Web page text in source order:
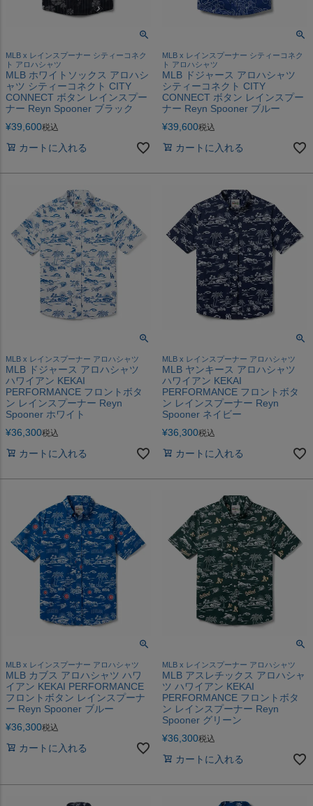
MLB x レインスプーナー シティーコネク
ト アロハシャツ
MLB ホワイトソックス アロハシ
ャツ シティーコネクト CITY
CONNECT ボタン レインスプー
ナー Reyn Spooner ブラック
¥39,600税込
カートに入れる
MLB x レインスプーナー シティーコネク
ト アロハシャツ
MLB ドジャース アロハシャツ
シティーコネクト CITY
CONNECT ボタン レインスプー
ナー Reyn Spooner ブルー
¥39,600税込
カートに入れる
MLB x レインスプーナー アロハシャツ
MLB ドジャース アロハシャツ
ハワイアン KEKAI
PERFORMANCE フロントボタ
ン レインスプーナー Reyn
Spooner ホワイト
¥36,300税込
カートに入れる
MLB x レインスプーナー アロハシャツ
MLB ヤンキース アロハシャツ
ハワイアン KEKAI
PERFORMANCE フロントボタ
ン レインスプーナー Reyn
Spooner ネイビー
¥36,300税込
カートに入れる
MLB x レインスプーナー アロハシャツ
MLB カブス アロハシャツ ハワ
イアン KEKAI PERFORMANCE
フロントボタン レインスプーナ
ー Reyn Spooner ブルー
¥36,300税込
カートに入れる
MLB x レインスプーナー アロハシャツ
MLB アスレチックス アロハシャ
ツ ハワイアン KEKAI
PERFORMANCE フロントボタ
ン レインスプーナー Reyn
Spooner グリーン
¥36,300税込
カートに入れる